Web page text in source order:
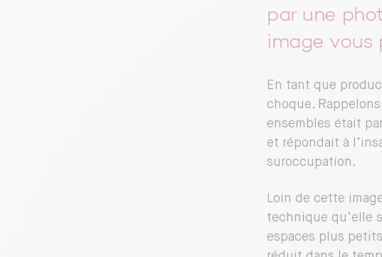
par une
image vous
En tant que
choque.
ensembles était
et répondait à
suroccupation.
Loin de cette
technique qu’elle
espaces plus